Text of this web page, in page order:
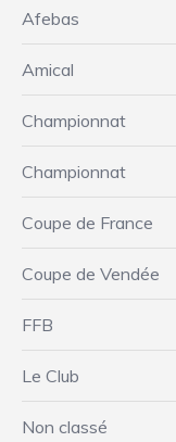
Afebas
Amical
Championnat
Championnat
Coupe de France
Coupe de Vendée
FFB
Le Club
Non classé